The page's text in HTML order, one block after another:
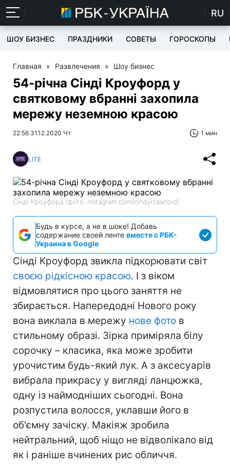
RU
ШОУ БИЗНЕС ПРАЗДНИКИ СОВЕТЫ ГОРОСКОПЫ
Главная » Развлечения » Шоу бизнес
54-річна Сінді Кроуфорд у
святковому вбранні захопила
мережу неземною красою
22:56 31.12.2020 Чт 1 мин
LITE
Сінді Кроуфорд (фото: instagram.com/cindycrawford)
Будь в курсе, а не в шоке! Добавь
содержание своей ленте вместе с РБК-
Украина в Google
Сінді Кроуфорд звикла підкорювати світ
своєю рідкісною красою. І з віком
відмовлятися про цього заняття не
збирається. Напередодні Нового року
вона виклала в мережу нове фото в
стильному образі. Зірка приміряла білу
сорочку – класика, яка може зробити
урочистим будь-який лук. А з аксесуарів
вибрала прикрасу у вигляді ланцюжка,
одну із наймодніших сьогодні. Вона
розпустила волосся, уклавши його в
об'ємну зачіску. Макіяж зробила
нейтральний, щоб ніщо не відволікало від
як і раніше вчинених рис обличчя.